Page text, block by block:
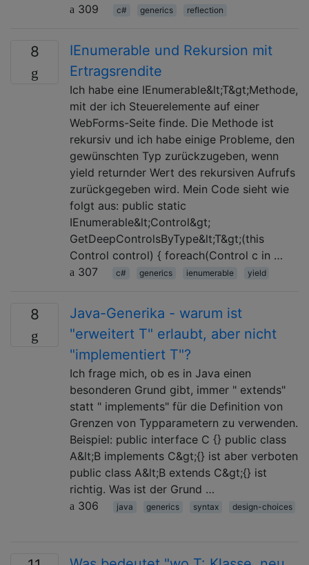
309
c# generics reflection
8
IEnumerable und Rekursion mit
Ertragsrendite
Ich habe eine IEnumerable&lt;T&gt;Methode,
mit der ich Steuerelemente auf einer
WebForms-Seite finde. Die Methode ist
rekursiv und ich habe einige Probleme, den
gewünschten Typ zurückzugeben, wenn
yield returnder Wert des rekursiven Aufrufs
zurückgegeben wird. Mein Code sieht wie
folgt aus: public static
IEnumerable&lt;Control&gt;
GetDeepControlsByType&lt;T&gt;(this
Control control) { foreach(Control c in …
307
c# generics ienumerable yield
8
Java-Generika - warum ist
"erweitert T" erlaubt, aber nicht
"implementiert T"?
Ich frage mich, ob es in Java einen
besonderen Grund gibt, immer " extends"
statt " implements" für die Definition von
Grenzen von Typparametern zu verwenden.
Beispiel: public interface C {} public class
A&lt;B implements C&gt;{} ist aber verboten
public class A&lt;B extends C&gt;{} ist
richtig. Was ist der Grund …
306
java generics syntax design-choices